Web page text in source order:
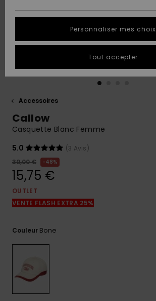
A
Découvrir
A
Découvrir
AIDE &
CONTACT
Démarrez
pour obtenir
Démarrer
conversation
les plus
fréquentes et
COLLECTION
CARTE
CADEAU
LISTE DE
SOUHAITS
Accessoires
Callow
Casquette Blanc Femme
5.0
(3 Avis)
30,00 €
48%
15,75 €
OUTLET
VENTE FLASH EXTRA 25%
Couleur Bone
Personnaliser mes choix
Tout accepter